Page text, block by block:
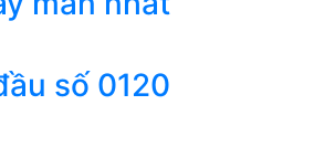
số 0120